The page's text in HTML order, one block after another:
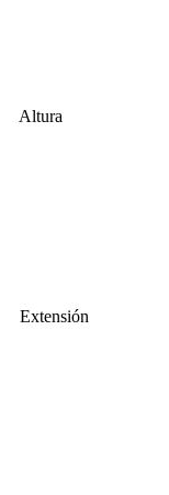
Altura
Extensión